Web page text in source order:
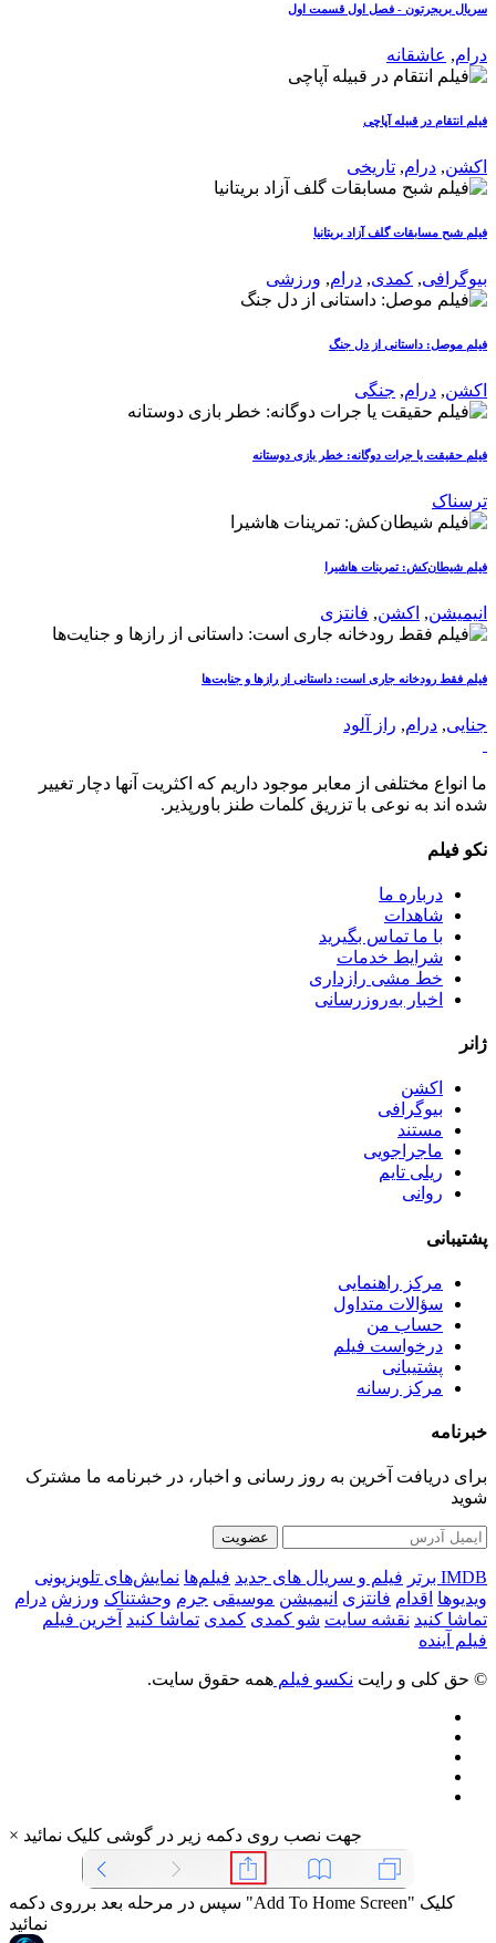
سریال بریجرتون - فصل اول قسمت اول
درام, عاشقانه
فیلم انتقام در قبیله آپاچی
اکشن, درام, تاریخی
فیلم شبح مسابقات گلف آزاد بریتانیا
بیوگرافی, کمدی, درام, ورزشی
فیلم موصل: داستانی از دل جنگ
اکشن, درام, جنگی
فیلم حقیقت یا جرات دوگانه: خطر بازی دوستانه
ترسناک
فیلم شیطان‌کش: تمرینات هاشیرا
انیمیشن, اکشن, فانتزی
فیلم فقط رودخانه جاری است: داستانی از رازها و جنایت‌ها
جنایی, درام, راز آلود
ما انواع مختلفی از معابر موجود داریم که اکثریت آنها دچار تغییر
شده اند به نوعی با تزریق کلمات طنز باورپذیر.
نکو فیلم
درباره ما
شاهدات
با ما تماس بگیرید
شرایط خدمات
خط مشی رازداری
اخبار به‌روزرسانی
ژانر
اکشن
بیوگرافی
مستند
ماجراجویی
ریلی تایم
روانی
پشتیبانی
مرکز راهنمایی
سؤالات متداول
حساب من
درخواست فیلم
پشتیبانی
مرکز رسانه
خبرنامه
برای دریافت آخرین به روز رسانی و اخبار، در خبرنامه ما مشترک
شوید
عضویت
IMDB برتر فیلم و سریال های جدید فیلم‌ها نمایش‌های تلویزیونی
ویدیوها اقدام فانتزی انیمیشن موسیقی جرم وحشتناک ورزش درام
تماشا کنید نقشه سایت شو کمدی کمدی تماشا کنید آخرین فیلم
فیلم آینده
© حق کلی و رایت نکسو فیلم همه حقوق سایت.
× جهت نصب روی دکمه زیر در گوشی کلیک نمائید
سپس در مرحله بعد برروی دکمه "Add To Home Screen" کلیک
نمائید